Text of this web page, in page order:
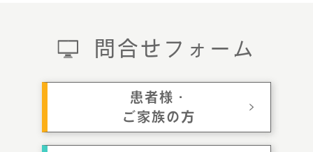
問合せフォーム
患者様・
ご家族の方